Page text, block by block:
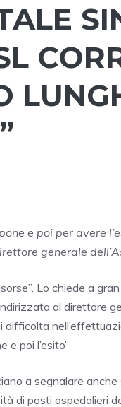
e poi per avere
generale
Lo chiede a
al direttore
difficolta
e poi l’esito”
a segnalare
di posti ospedalieri